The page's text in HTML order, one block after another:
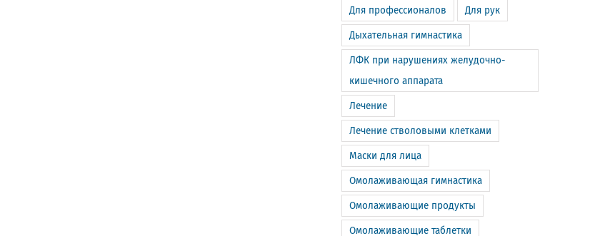
Для профессионалов Для рук
Дыхательная гимнастика
ЛФК при нарушениях желудочно-
кишечного аппарата
Лечение
Лечение стволовыми клетками
Маски для лица
Омолаживающая гимнастика
Омолаживающие продукты
Омолаживающие таблетки